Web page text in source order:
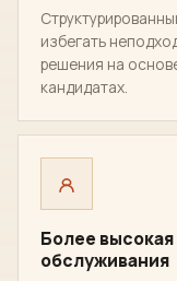
избегать
решения на
кандидатах.
Более
обслуживания